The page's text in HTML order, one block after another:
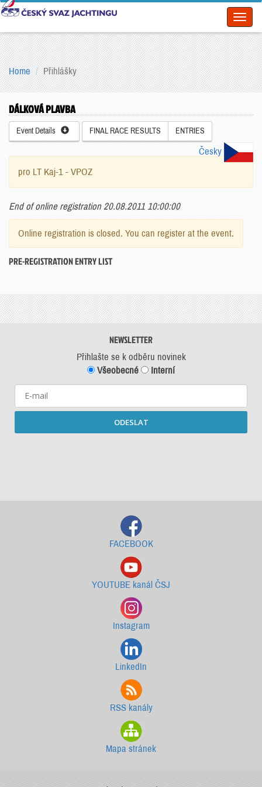
Home Přihlášky
DÁLKOVÁ PLAVBA
Event Details FINAL RACE RESULTS ENTRIES
Česky
pro LT Kaj-1 - VPOZ
End of online registration 20.08.2011 10:00:00
Online registration is closed. You can register at the event.
PRE-REGISTRATION ENTRY LIST
NEWSLETTER
Přihlašte se k odběru novinek
Všeobecné
Interní
ODESLAT
FACEBOOK
YOUTUBE kanál ČSJ
Instagram
LinkedIn
RSS kanály
Mapa stránek